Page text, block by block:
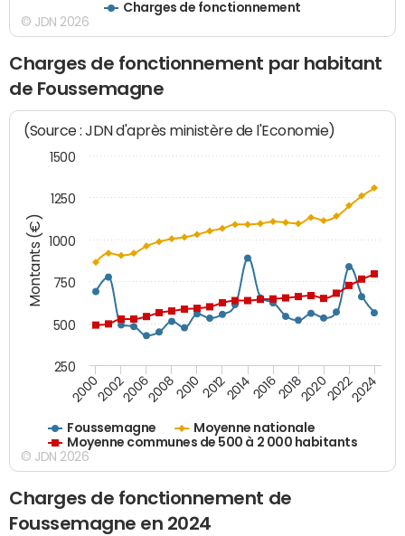
Charges de fonctionnement
© JDN 2026
Charges de fonctionnement par habitant
de Foussemagne
Montants (€)
(Source : JDN d'après ministère de l'Economie)
Foussemagne
Moyenne nationale
Moyenne communes de 500 à 2 000 habitants
200020022006200820102012201420162018202020222024
250
500
750
1000
1250
1500
© JDN 2026
Charges de fonctionnement de
Foussemagne en 2024